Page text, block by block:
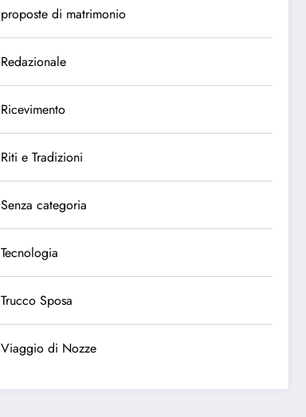
proposte di matrimonio
Redazionale
Ricevimento
Riti e Tradizioni
Senza categoria
Tecnologia
Trucco Sposa
Viaggio di Nozze